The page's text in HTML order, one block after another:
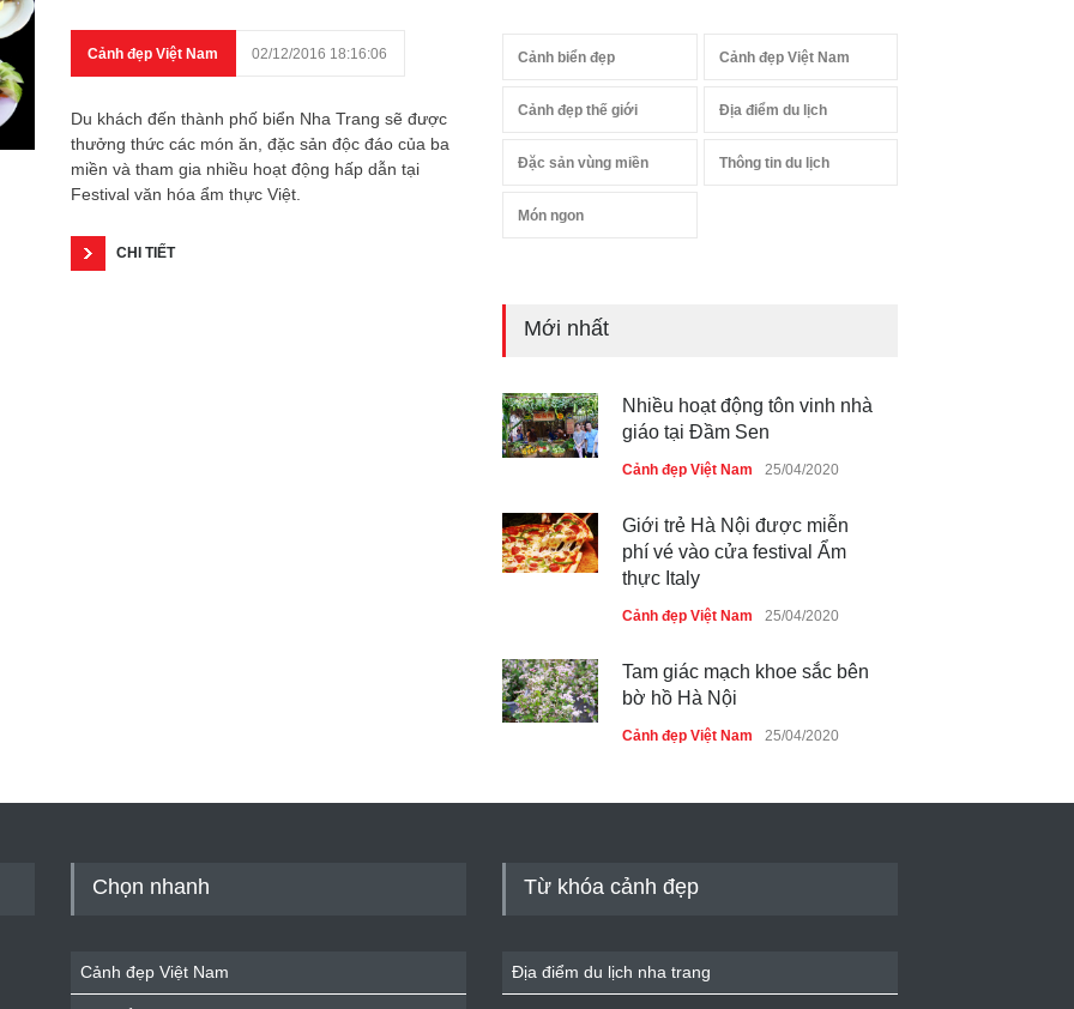
Cảnh đẹp Việt Nam 02/12/2016 18:16:06
Du khách đến thành phố biển Nha Trang sẽ được
thưởng thức các món ăn, đặc sản độc đáo của ba
miền và tham gia nhiều hoạt động hấp dẫn tại
Festival văn hóa ẩm thực Việt.
CHI TIẾT
Cảnh biển đẹp Cảnh đẹp Việt Nam
Cảnh đẹp thế giới Địa điểm du lịch
Đặc sản vùng miền Thông tin du lịch
Món ngon
Mới nhất
Nhiều hoạt động tôn vinh nhà
giáo tại Đầm Sen
Cảnh đẹp Việt Nam 25/04/2020
Giới trẻ Hà Nội được miễn
phí vé vào cửa festival Ẩm
thực Italy
Cảnh đẹp Việt Nam 25/04/2020
Tam giác mạch khoe sắc bên
bờ hồ Hà Nội
Cảnh đẹp Việt Nam 25/04/2020
Cảnh đẹp Việt Nam
Chọn nhanh
Cảnh đẹp Việt Nam
Từ khóa cảnh đẹp
Địa điểm du lịch nha trang